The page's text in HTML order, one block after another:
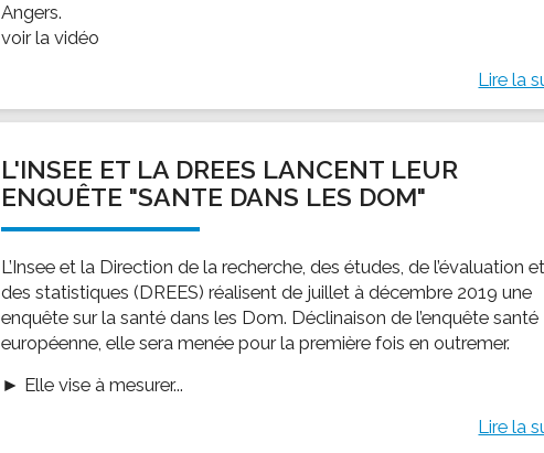
Angers.
voir la vidéo
Lire la
L'INSEE ET LA DREES LANCENT LEUR
ENQUÊTE "SANTE DANS LES DOM"
L’Insee et la Direction de la recherche, des études, de l’évaluation et
des statistiques (DREES) réalisent de juillet à décembre 2019 une
enquête sur la santé dans les Dom. Déclinaison de l’enquête santé
européenne, elle sera menée pour la première fois en outremer.
► Elle vise à mesurer...
Lire la